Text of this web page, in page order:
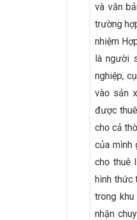
và văn
trường
nhiệm
là người
nghiệp,
vào sản
được
cho cả
của mình
cho thuê
hình thức
trong
nhận